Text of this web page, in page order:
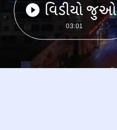
વિડીયો જુઓ
03:01